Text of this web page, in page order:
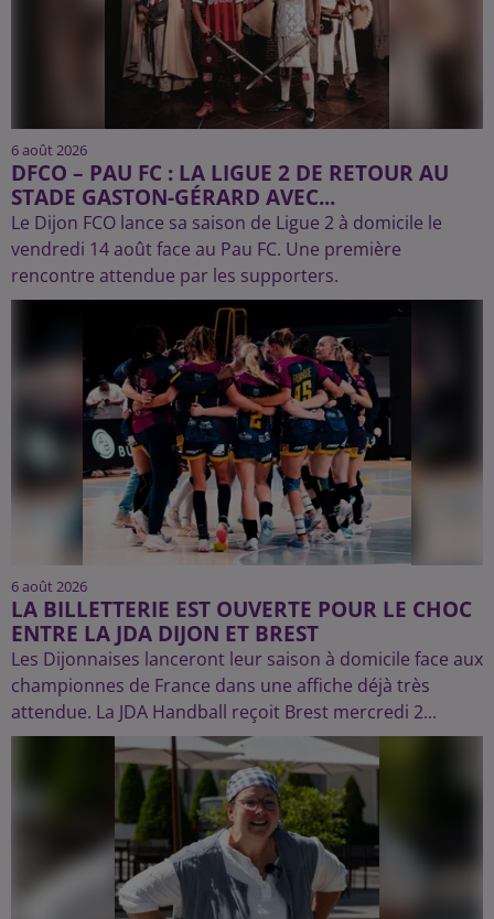
6 août 2026
DFCO – PAU FC : LA LIGUE 2 DE RETOUR AU
STADE GASTON-GÉRARD AVEC...
Le Dijon FCO lance sa saison de Ligue 2 à domicile le
vendredi 14 août face au Pau FC. Une première
rencontre attendue par les supporters.
6 août 2026
LA BILLETTERIE EST OUVERTE POUR LE CHOC
ENTRE LA JDA DIJON ET BREST
Les Dijonnaises lanceront leur saison à domicile face aux
championnes de France dans une affiche déjà très
attendue. La JDA Handball reçoit Brest mercredi 2...